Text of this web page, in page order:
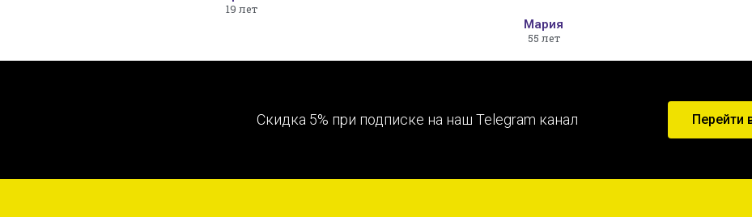
19 лет
Мария
55 лет
Скидка 5% при подписке на наш Telegram канал Перейти